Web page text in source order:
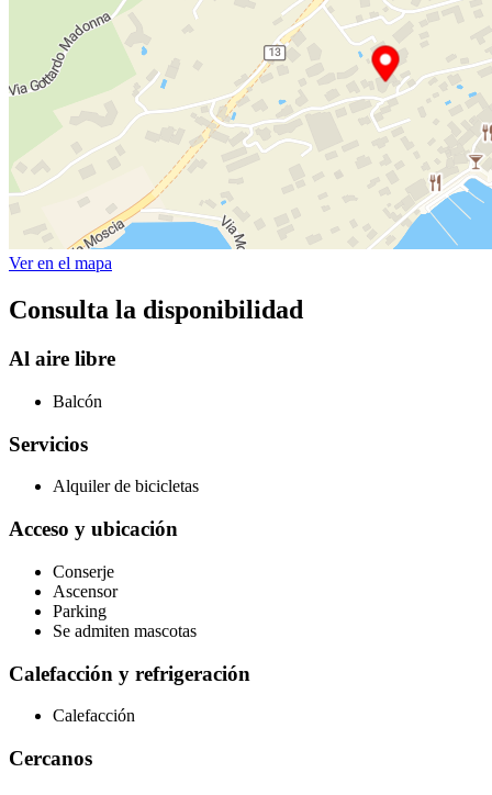
Ver en el mapa
Consulta la disponibilidad
Al aire libre
Balcón
Servicios
Alquiler de bicicletas
Acceso y ubicación
Conserje
Ascensor
Parking
Se admiten mascotas
Calefacción y refrigeración
Calefacción
Cercanos